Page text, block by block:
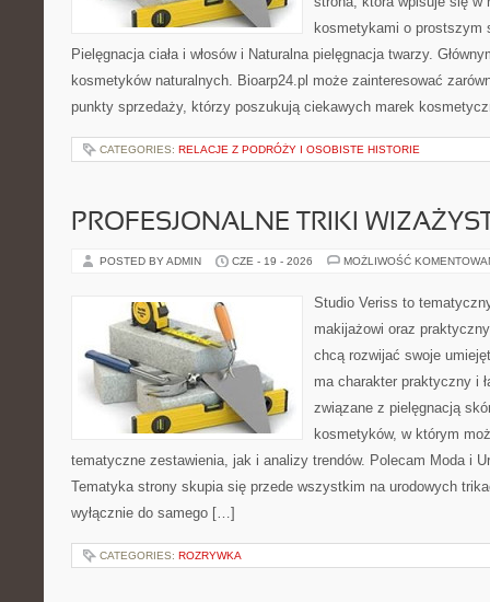
kosmetykami o prostszym
Pielęgnacja ciała i włosów i Naturalna pielęgnacja twarzy.
kosmetyków naturalnych. Bioarp24.pl może zainteresować
punkty sprzedaży, którzy poszukują ciekawych marek
CATEGORIES: RELACJE Z PODRÓŻY I OSOBISTE HISTORIE
PROFESJONALNE TRIKI
POSTED BY ADMIN CZE - 19 - 2026 MOŻLIWOŚĆ
Studio Veriss to
makijażowi oraz
chcą rozwijać swoje
ma charakter praktyczny i
związane z pielęgnacją
kosmetyków, w którym
tematyczne zestawienia, jak i analizy trendów. Polecam Moda i
Tematyka strony skupia się przede wszystkim na urodowych
wyłącznie do samego […]
CATEGORIES: ROZRYWKA